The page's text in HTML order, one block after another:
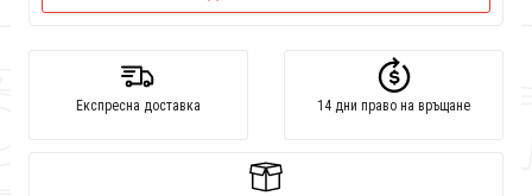
Експресна доставка 14 дни право на връщане